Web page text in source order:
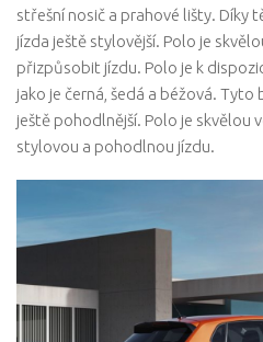
střešní nosič a prahové lišty. Díky
jízda ještě stylovější. Polo je
přizpůsobit jízdu. Polo je k
jako je černá, šedá a béžová. Tyto
ještě pohodlnější. Polo je skvělou
stylovou a pohodlnou jízdu.